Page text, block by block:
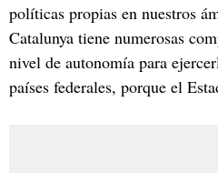
políticas propias en nuestros
Catalunya tiene numerosas
nivel de autonomía para
países federales, porque el